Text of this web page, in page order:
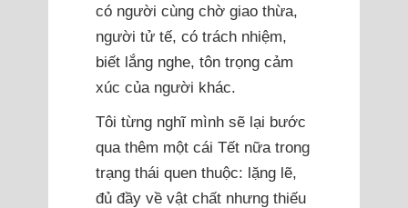
có người cùng chờ giao thừa,
người tử tế, có trách nhiệm,
biết lắng nghe, tôn trọng cảm
xúc của người khác.
Tôi từng nghĩ mình sẽ lại bước
qua thêm một cái Tết nữa trong
trạng thái quen thuộc: lặng lẽ,
đủ đầy về vật chất nhưng thiếu